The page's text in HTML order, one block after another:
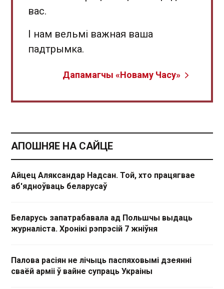
вас.
І нам вельмі важная ваша
падтрымка.
Дапамагчы «Новаму Часу»
АПОШНЯЕ НА САЙЦЕ
Айцец Аляксандар Надсан. Той, хто працягвае
аб'ядноўваць беларусаў
Беларусь запатрабавала ад Польшчы выдаць
журналіста. Хронікі рэпрэсій 7 жніўня
Палова расіян не лічыць паспяховымі дзеянні
сваёй арміі ў вайне супраць Украіны